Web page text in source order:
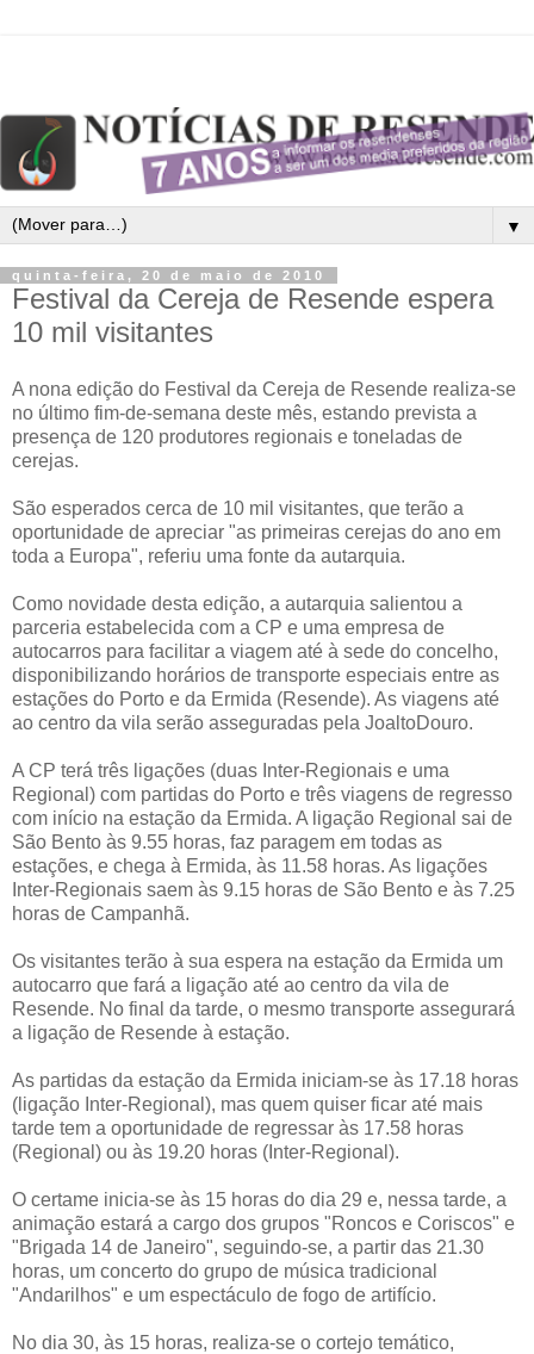
▼
quinta-feira, 20 de maio de 2010
Festival da Cereja de Resende espera
10 mil visitantes
A nona edição do Festival da Cereja de Resende realiza-se
no último fim-de-semana deste mês, estando prevista a
presença de 120 produtores regionais e toneladas de
cerejas.
São esperados cerca de 10 mil visitantes, que terão a
oportunidade de apreciar "as primeiras cerejas do ano em
toda a Europa", referiu uma fonte da autarquia.
Como novidade desta edição, a autarquia salientou a
parceria estabelecida com a CP e uma empresa de
autocarros para facilitar a viagem até à sede do concelho,
disponibilizando horários de transporte especiais entre as
estações do Porto e da Ermida (Resende). As viagens até
ao centro da vila serão asseguradas pela JoaltoDouro.
A CP terá três ligações (duas Inter-Regionais e uma
Regional) com partidas do Porto e três viagens de regresso
com início na estação da Ermida. A ligação Regional sai de
São Bento às 9.55 horas, faz paragem em todas as
estações, e chega à Ermida, às 11.58 horas. As ligações
Inter-Regionais saem às 9.15 horas de São Bento e às 7.25
horas de Campanhã.
Os visitantes terão à sua espera na estação da Ermida um
autocarro que fará a ligação até ao centro da vila de
Resende. No final da tarde, o mesmo transporte assegurará
a ligação de Resende à estação.
As partidas da estação da Ermida iniciam-se às 17.18 horas
(ligação Inter-Regional), mas quem quiser ficar até mais
tarde tem a oportunidade de regressar às 17.58 horas
(Regional) ou às 19.20 horas (Inter-Regional).
O certame inicia-se às 15 horas do dia 29 e, nessa tarde, a
animação estará a cargo dos grupos "Roncos e Coriscos" e
"Brigada 14 de Janeiro", seguindo-se, a partir das 21.30
horas, um concerto do grupo de música tradicional
"Andarilhos" e um espectáculo de fogo de artifício.
No dia 30, às 15 horas, realiza-se o cortejo temático,